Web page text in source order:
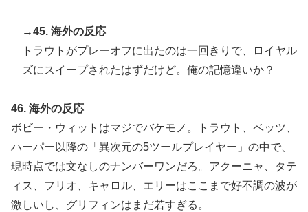
→45. 海外の反応
トラウトがプレーオフに出たのは一回きりで、ロイヤル
ズにスイープされたはずだけど。俺の記憶違いか？
46. 海外の反応
ボビー・ウィットはマジでバケモノ。トラウト、ベッツ、
ハーパー以降の「異次元の5ツールプレイヤー」の中で、
現時点では文なしのナンバーワンだろ。アクーニャ、タテ
ィス、フリオ、キャロル、エリーはここまで好不調の波が
激しいし、グリフィンはまだ若すぎる。